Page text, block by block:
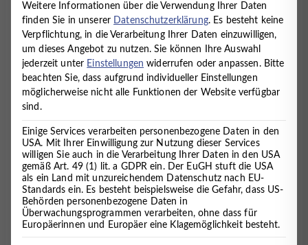
MVZ TIMMERMANN &
PARTNER „EXPORTIERT“
PSYCHOSOMATISCHES
FACHWISSEN NACH KUBA
Zum ersten Mal fand Anfang Februar 2018 in
Santiago de Cuba der „Kongress für
Psychosomatische Medizin“ statt: 130 registrierte
Teilnehmer verschiedener medizinischer
Fachrichtungen besuchten die Veranstaltung und
Weitere Informationen über die Verwendung Ihrer Daten
finden Sie in unserer Datenschutzerklärung. Es besteht keine
Verpflichtung, in die Verarbeitung Ihrer Daten einzuwilligen,
um dieses Angebot zu nutzen. Sie können Ihre Auswahl
jederzeit unter Einstellungen widerrufen oder anpassen. Bitte
beachten Sie, dass aufgrund individueller Einstellungen
möglicherweise nicht alle Funktionen der Website verfügbar
sind.
Einige Services verarbeiten personenbezogene Daten in den
USA. Mit Ihrer Einwilligung zur Nutzung dieser Services
willigen Sie auch in die Verarbeitung Ihrer Daten in den USA
gemäß Art. 49 (1) lit. a GDPR ein. Der EuGH stuft die USA
als ein Land mit unzureichendem Datenschutz nach EU-
Standards ein. Es besteht beispielsweise die Gefahr, dass US-
Behörden personenbezogene Daten in
Überwachungsprogrammen verarbeiten, ohne dass für
Europäerinnen und Europäer eine Klagemöglichkeit besteht.